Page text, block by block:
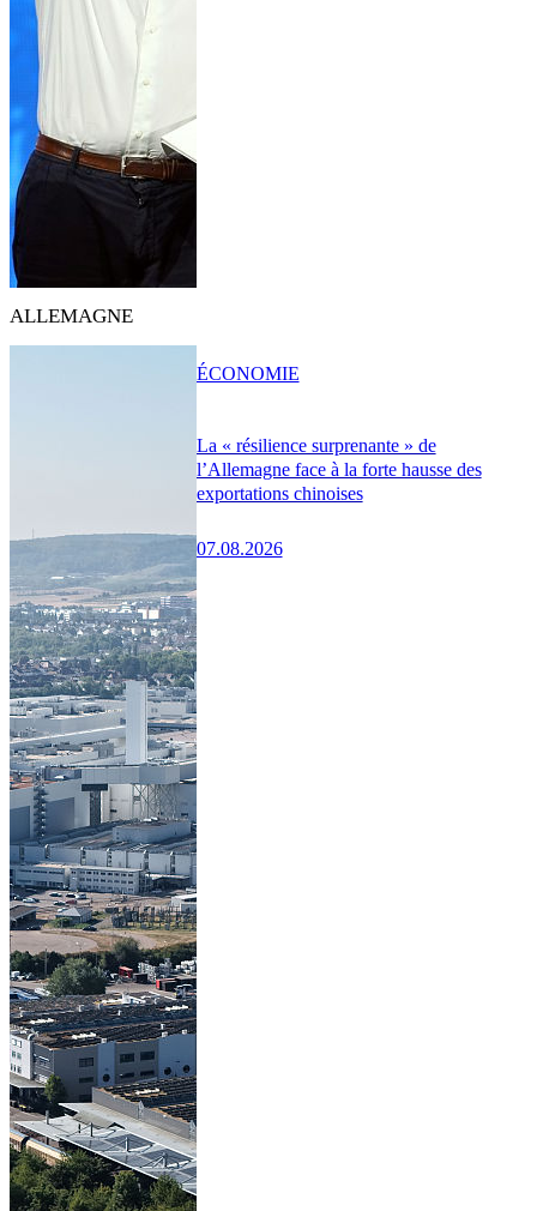
ALLEMAGNE
La « résilience surprenante » de
l’Allemagne face à la forte hausse des
exportations chinoises
07.08.2026
ÉCONOMIE